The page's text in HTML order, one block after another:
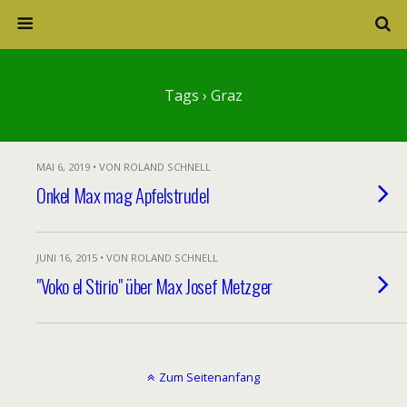
Tags › Graz
MAI 6, 2019 • VON ROLAND SCHNELL
Onkel Max mag Apfelstrudel
JUNI 16, 2015 • VON ROLAND SCHNELL
"Voko el Stirio" über Max Josef Metzger
Zum Seitenanfang